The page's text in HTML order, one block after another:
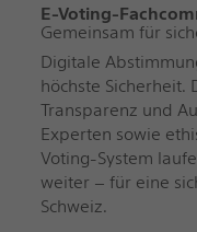
E-Voting-
Gemeinsam für
Digitale
höchste Sicherheit.
Transparenz und
Experten sowie
Voting-System
weiter – für eine
Schweiz.